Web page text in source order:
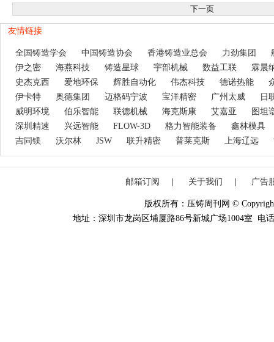
友情链接
全国铸造学会 中国铸造协会 香港铸造业总会 力劲集团
伊之密
海燕科技 铸造星球 宇部机械 数益工联
霖晨
史杰克西
爱地环保 辉胜自动化 伟杰科技 德诺热能
伊卡特
奥德集团 迈格码宁波 宝洋精密 广州太威
日
威明环境
伯乐智能 联德机械 海克斯康 艾嘉亚
图坦
深圳精速
兴远智能 FLOW-3D 格力智能装备
鑫林模具
吉同镁
沃尔林 JSW 联升精密 普莱克斯 上海辽远
邮箱订阅 关于我们 广告
版权所有：压铸周刊网 ©
地址：深圳市龙岗区埔厦路86号新城广场1004室 电